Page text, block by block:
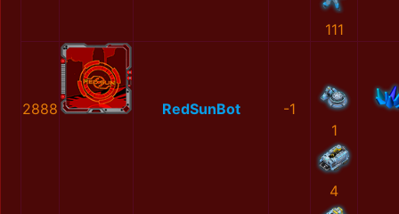
111
2888 RedSunBot
-1
1
4